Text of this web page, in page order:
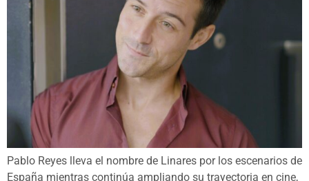
Pablo Reyes lleva el nombre de Linares por los escenarios de
España mientras continúa ampliando su trayectoria en cine,